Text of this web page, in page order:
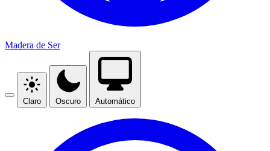
Madera de Ser
Claro Oscuro Automático